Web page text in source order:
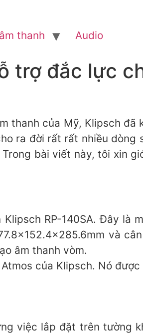
thanh Audio
trợ đắc lực
thanh của Mỹ, Klipsch đã
ra đời rất rất nhiều dòng
bài viết này, tôi xin
RP-140SA. Đây là
và
âm thanh vòm.
của Klipsch. Nó
việc lắp đặt trên tường